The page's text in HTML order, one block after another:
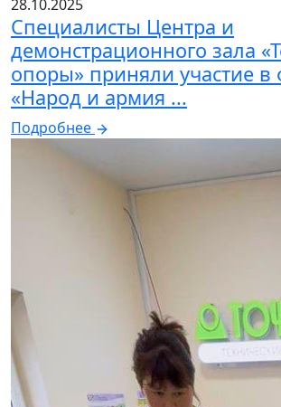
28.10.2025
Специалисты Центра и
демонстрационного зала
опоры» приняли участие в
«Народ и армия ...
Подробнее